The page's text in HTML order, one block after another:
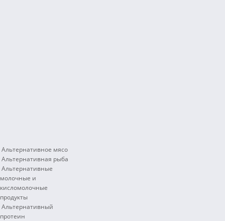
Альтернативное мясо
Альтернативная рыба
Альтернативные
молочные и
кисломолочные
продукты
Альтернативный
протеин